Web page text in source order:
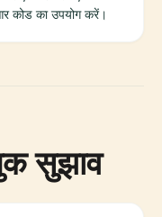
कोड का उपयोग करें।
सुझाव